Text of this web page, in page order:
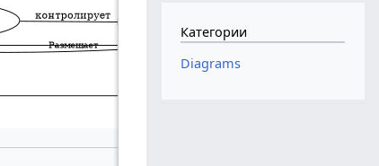
Категории
Diagrams